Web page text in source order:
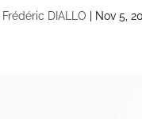
Frédéric DIALLO Nov 5,